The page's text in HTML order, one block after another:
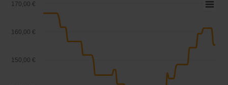
150,00 €
160,00 €
170,00 €